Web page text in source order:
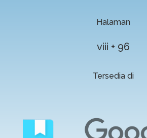
Halaman
viii + 96
Tersedia di